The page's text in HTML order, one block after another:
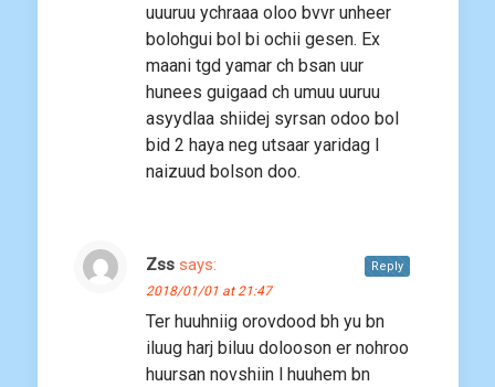
uuuruu ychraaa oloo bvvr unheer
bolohgui bol bi ochii gesen. Ex
maani tgd yamar ch bsan uur
hunees guigaad ch umuu uuruu
asyydlaa shiidej syrsan odoo bol
bid 2 haya neg utsaar yaridag l
naizuud bolson doo.
Zss says:
2018/01/01 at 21:47
Ter huuhniig orovdood bh yu bn
iluug harj biluu dolooson er nohroo
huursan novshiin l huuhem bn
Reply